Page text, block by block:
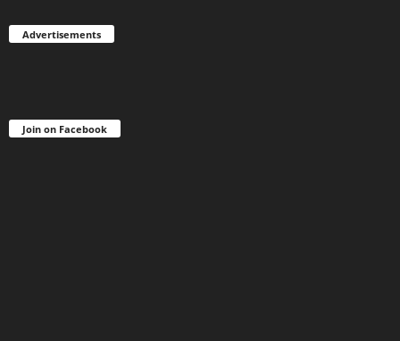
Advertisements
Join on Facebook